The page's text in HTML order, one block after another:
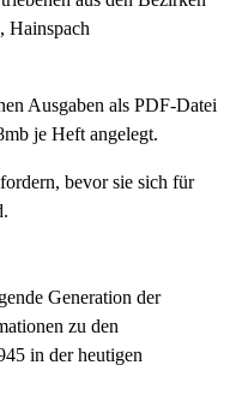
Hainspach
Ausgaben als PDF-Datei
je Heft angelegt.
bevor sie sich für
Generation der
zu den
in der heutigen